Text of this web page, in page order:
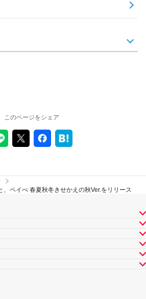
このページをシェア
、ペイぺ 春夏秋冬きせかえの秋Ver.をリリース